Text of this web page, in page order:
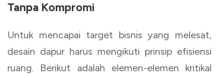
Tanpa Kompromi
Untuk mencapai target bisnis yang melesat,
desain dapur harus mengikuti prinsip efisiensi
ruang. Berikut adalah elemen-elemen kritikal